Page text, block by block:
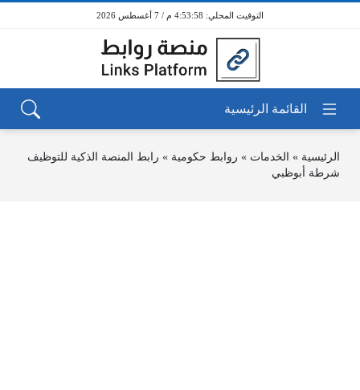
4:53:58 م / 7 أغسطس 2026
الرئيسية » الخدمات » روابط حكومية » رابط المنصة الذكية للتوظيف
شرطة أبوظبي